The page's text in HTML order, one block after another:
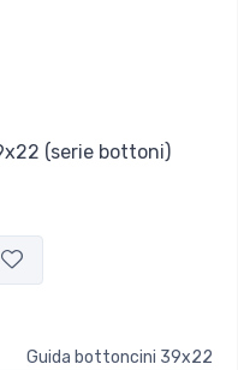
(serie bottoni)
Guida bottoncini 39x22